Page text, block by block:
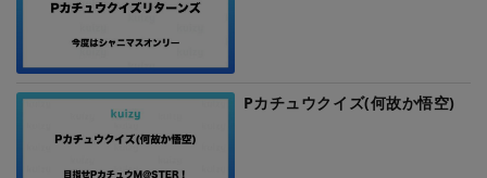
Pカチュウクイズ(何故か悟空)